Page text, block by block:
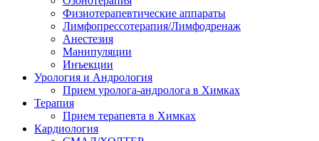
Физиотерапевтические аппараты
Лимфопрессотерапия/Лимфодренаж
Анестезия
Манипуляции
Инъекции
Урология и Андрология
Прием уролога-андролога в Химках
Терапия
Прием терапевта в Химках
Кардиология